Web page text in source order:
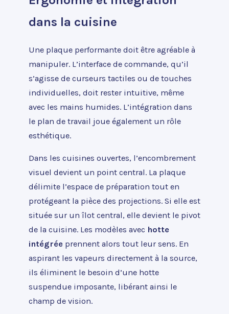
dans la cuisine
Une plaque performante doit être agréable à
manipuler. L’interface de commande, qu’il
s’agisse de curseurs tactiles ou de touches
individuelles, doit rester intuitive, même
avec les mains humides. L’intégration dans
le plan de travail joue également un rôle
esthétique.
Dans les cuisines ouvertes, l’encombrement
visuel devient un point central. La plaque
délimite l’espace de préparation tout en
protégeant la pièce des projections. Si elle est
située sur un îlot central, elle devient le pivot
de la cuisine. Les modèles avec hotte
intégrée prennent alors tout leur sens. En
aspirant les vapeurs directement à la source,
ils éliminent le besoin d’une hotte
suspendue imposante, libérant ainsi le
champ de vision.